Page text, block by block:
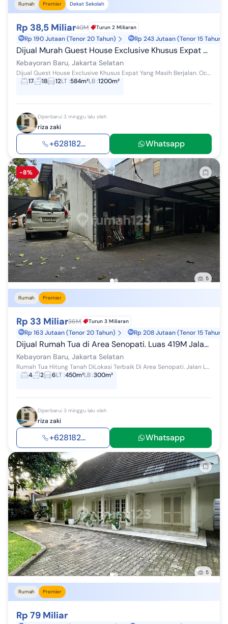
Rumah Premier Dekat Sekolah
Rp 38,5 Miliar40M Turun 2 Miliaran
Rp 190 Jutaan (Tenor 20 Tahun) Rp 243 Jutaan (Tenor 15 Tahun)
Dijual Murah Guest House Exclusive Khusus Expat di Kebayoran Baru. Good Invest. Dekat Senopati. Occupancy Bagus. Hanya Rp.38.5 M
Kebayoran Baru, Jakarta Selatan
Dijual Guest House Exclusive Khusus Expat Yang Masih Berjalan. Occupancy 80% Di Kebayoran Baru - Jakarta Selatan Lokasi Elit, Jalan Lebar dan Ten...
17
18 12LT:584m²LB:1200m²
Diperbarui 3 minggu lalu oleh
riza zaki
+628182... Whatsapp
5
-8%
Rumah Premier
Rp 33 Miliar36M Turun 3 Miliaran
Rp 163 Jutaan (Tenor 20 Tahun) Rp 208 Jutaan (Tenor 15 Tahun)
Dijual Rumah Tua di Area Senopati. Luas 419M Jalan Lebar dan Sangat Tenang (Diportal) Jarang Ada
Kebayoran Baru, Jakarta Selatan
Rumah Tua Hitung Tanah DiLokasi Terbaik Di Area Senopati. Jalan Lebar Dan Sangat Tenang. Lingkungan Aman Seperti Komplek (Diportal) Langka, Jarang ...
4
2 6LT:450m²LB:300m²
Diperbarui 3 minggu lalu oleh
riza zaki
+628182... Whatsapp
5
Rumah Premier
Rp 79 Miliar